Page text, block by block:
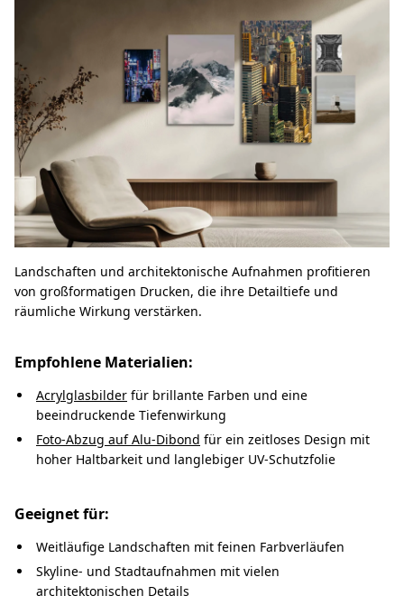
Landschaften und architektonische Aufnahmen profitieren
von großformatigen Drucken, die ihre Detailtiefe und
räumliche Wirkung verstärken.
Empfohlene Materialien:
Acrylglasbilder für brillante Farben und eine
beeindruckende Tiefenwirkung
Foto-Abzug auf Alu-Dibond für ein zeitloses Design mit
hoher Haltbarkeit und langlebiger UV-Schutzfolie
Geeignet für:
Weitläufige Landschaften mit feinen Farbverläufen
Skyline- und Stadtaufnahmen mit vielen
architektonischen Details